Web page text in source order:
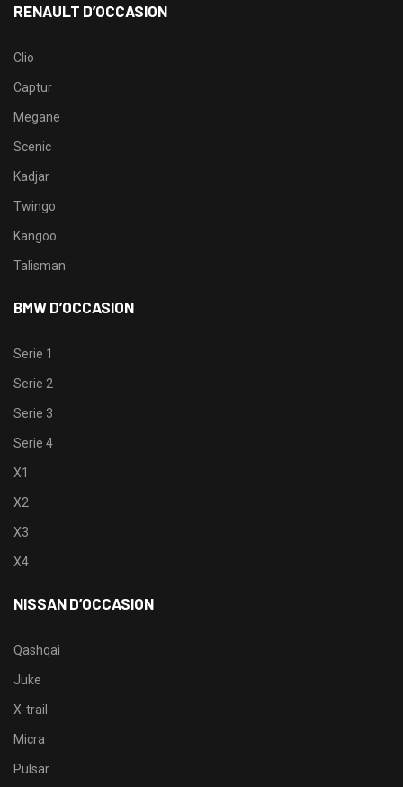
RENAULT D’OCCASION
Clio
Captur
Megane
Scenic
Kadjar
Twingo
Kangoo
Talisman
BMW D’OCCASION
Serie 1
Serie 2
Serie 3
Serie 4
X1
X2
X3
X4
NISSAN D’OCCASION
Qashqai
Juke
X-trail
Micra
Pulsar